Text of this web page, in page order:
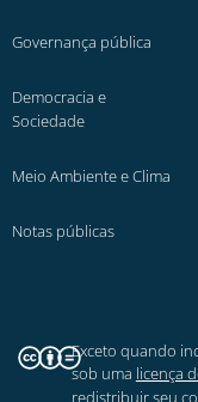
Governança pública
Democracia e
Sociedade
Meio Ambiente e Clima
Notas públicas
Exceto quando
sob uma licença